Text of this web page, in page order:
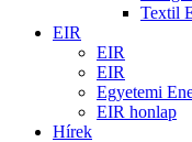
Textil
EIR
EIR
EIR
Egyetemi
EIR honlap
Hírek